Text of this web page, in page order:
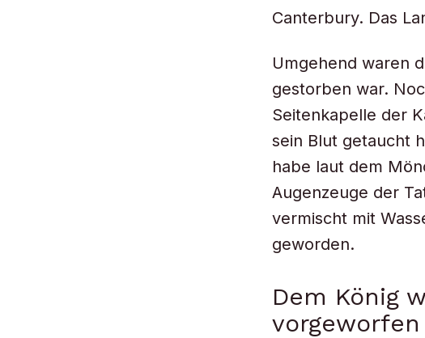
Canterbury. Das
Umgehend waren
gestorben war.
Seitenkapelle der
sein Blut getaucht
habe laut dem
Augenzeuge der
vermischt mit
geworden.
Dem König
vorgeworfen